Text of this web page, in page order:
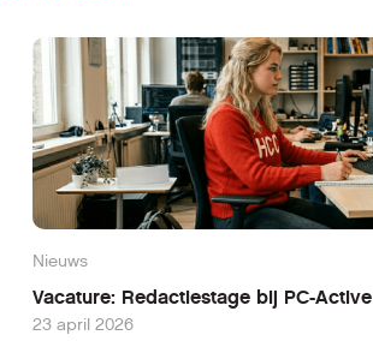
Nieuws
Vacature: Redactiestage bij PC-Active
23 april 2026